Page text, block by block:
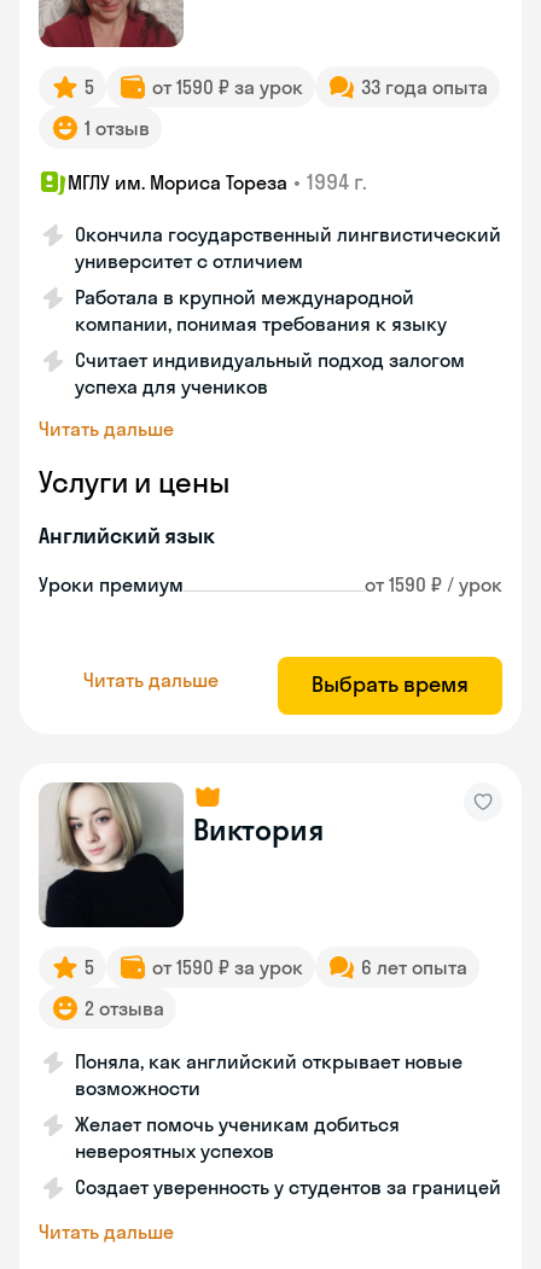
5 от 1590 ₽ за урок
33 года опыта
1 отзыв
МГЛУ им. Мориса Тореза • 1994 г.
Окончила государственный лингвистический
университет с отличием
Работала в крупной международной
компании, понимая требования к языку
Считает индивидуальный подход залогом
успеха для учеников
Читать дальше
Услуги и цены
Английский язык
Уроки премиум от 1590 ₽ / урок
Читать дальше Выбрать время
Виктория
5 от 1590 ₽ за урок
6 лет опыта
2 отзыва
Поняла, как английский открывает новые
возможности
Желает помочь ученикам добиться
невероятных успехов
Создает уверенность у студентов за границей
Читать дальше